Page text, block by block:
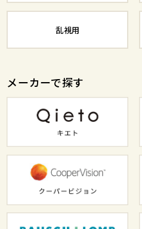
乱視用
メーカーで探す